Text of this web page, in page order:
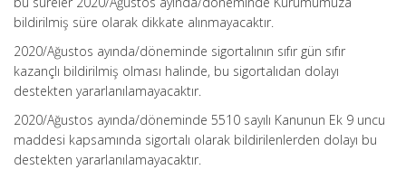
bildirilmiş süre olarak dikkate alınmayacaktır.
2020/Ağustos ayında/döneminde sigortalının sıfır gün sıfır
kazançlı bildirilmiş olması halinde, bu sigortalıdan dolayı
destekten yararlanılamayacaktır.
2020/Ağustos ayında/döneminde 5510 sayılı Kanunun Ek 9 uncu
maddesi kapsamında sigortalı olarak bildirilenlerden dolayı bu
destekten yararlanılamayacaktır.